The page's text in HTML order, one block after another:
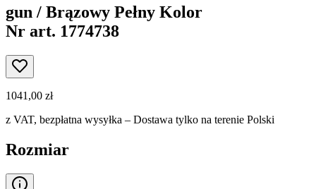
gun / Brązowy Pełny Kolor
Nr art. 1774738
1041,00 zł
z VAT, bezpłatna wysyłka – Dostawa tylko na terenie Polski
Rozmiar